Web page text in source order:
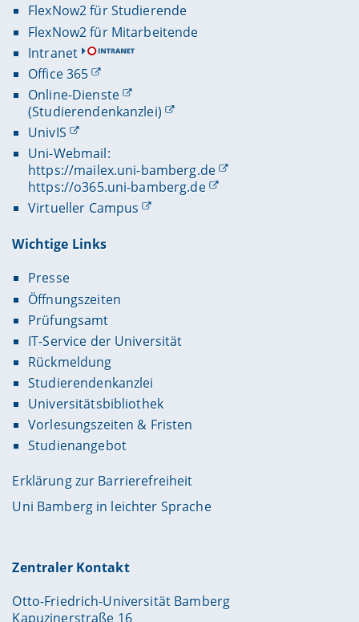
FlexNow2 für Studierende
FlexNow2 für Mitarbeitende
Intranet
Office 365
Online-Dienste
(Studierendenkanzlei)
UnivIS
Uni-Webmail:
https://mailex.uni-bamberg.de
https://o365.uni-bamberg.de
Virtueller Campus
Wichtige Links
Presse
Öffnungszeiten
Prüfungsamt
IT-Service der Universität
Rückmeldung
Studierendenkanzlei
Universitätsbibliothek
Vorlesungszeiten & Fristen
Studienangebot
Erklärung zur Barrierefreiheit
Uni Bamberg in leichter Sprache
Zentraler Kontakt
Otto-Friedrich-Universität Bamberg
Kapuzinerstraße 16